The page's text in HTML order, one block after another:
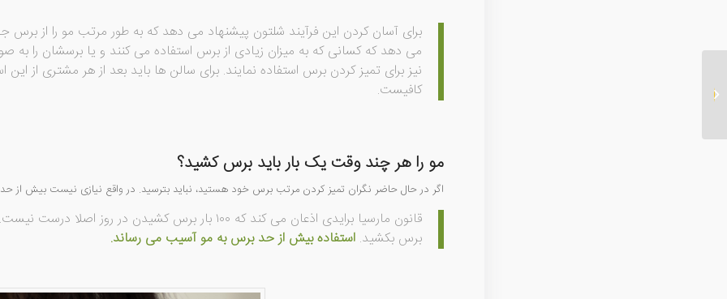
برای آسان کردن این فرآیند شلتون پیشنهاد می دهد که به طور مرتب مو را از برس
می دهد که کسانی که به میزان زیادی از برس استفاده می کنند و یا برسشان را
نیز برای تمیز کردن برس استفاده نمایند. برای سالن ها باید بعد از هر مشتری از
کافیست.
مو را هر چند وقت یک بار باید برس کشید؟
اگر در حال حاضر نگران تمیز کردن مرتب برس خود هستید، نباید بترسید. در واقع نیازی نیست بیش از حد
قانون مارسیا برایدی اذعان می کند که ۱۰۰ بار برس
برس بکشید. استفاده بیش از حد برس به مو آسیب می رساند.